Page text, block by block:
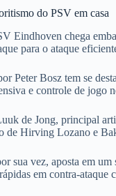
do PSV em casa
Eindhoven chega
para o ataque
Peter Bosz tem se
e controle de jogo
de Jong, principal
de Hirving Lozano e
sua vez, aposta em um
em contra-ataque